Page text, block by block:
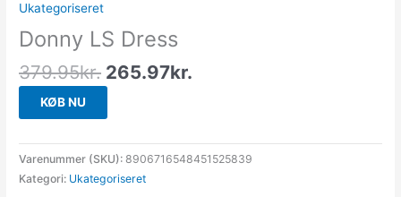
Ukategoriseret
Donny LS Dress
379.95kr. 265.97kr.
KØB NU
Varenummer (SKU):8906716548451525839
Kategori: Ukategoriseret